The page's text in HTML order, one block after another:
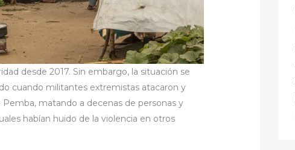
desde 2017. Sin embargo, la situación se
cuando militantes extremistas atacaron y
matando a decenas de personas y
habían huido de la violencia en otros